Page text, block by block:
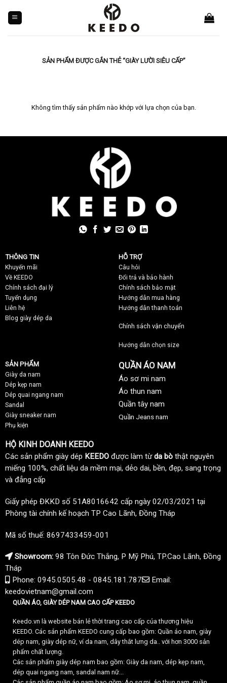
content
SẢN PHẨM ĐƯỢC GẮN THẺ “GIÀY LƯỜI SIÊU CẤP”
Không tìm thấy sản phẩm nào khớp với lựa chọn của bạn.
THÔNG TIN
Khuyến mãi
Về KEEDO
Chính sách đại lý
Tuyển dụng
Liên hệ
Blog giày dép da
HỖ TRỢ
Câu hỏi
Đổi trả và bảo hành
Chính sách bảo mật
Hướng dẫn mua hàng
Hướng dẫn thanh toán
Chính sách vận chuyển
Hướng dẫn chọn size
SẢN PHẨM
Giày da nam
Dép kẹp nam
Dép quai ngang nam
Sandal
Giày sneaker nam
Phụ kiện
QUẦN ÁO NAM
Áo sơ mi nam
Áo thun nam
Quần tây nam
Quần Jeans nam
HỘ KINH DOANH KEEDO
Các sản phẩm giày dép KEEDO được làm từda bò thật nguyên
miếng 100%, chất liệu da mềm mại, dẻo dai, bền, đẹp, sang trọng
và đẳng cấp
Giấy phép ĐKKD số 51A8016642 cấp ngày 02/03/2021 tại
Phòng tài chính kế hoạch TP Cao Lãnh, Đồng Tháp
Mã số thuế: 8697433459-001
Showroom: 98 Tôn Đức Thắng, P Mỹ Phú, TP.Cao Lãnh, Đồng
Tháp
Phone: 0945.0505.48 - 0845.181.787
Email:
keedovietnam@gmail.com
QUẦN ÁO, GIÀY DÉP NAM CAO CẤP KEEDO
Keedo.vn là website bán lẻ thời trang cao cấp của thương hiệu
KEEDO. Các sản phẩm KEEDO cung cấp bao gồm: Quần áo nam, giày
dép nam, giày dép nữ, ví da nam, dây thắt lưng da.. với hơn 3000 sản
phẩm chất lượng.
Các sản phẩm giày dép nam bao gồm: Giày da nam, dép kẹp nam,
dép quai ngang nam, sandal nam nữ...